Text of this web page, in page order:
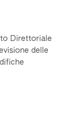
Direttoriale
delle